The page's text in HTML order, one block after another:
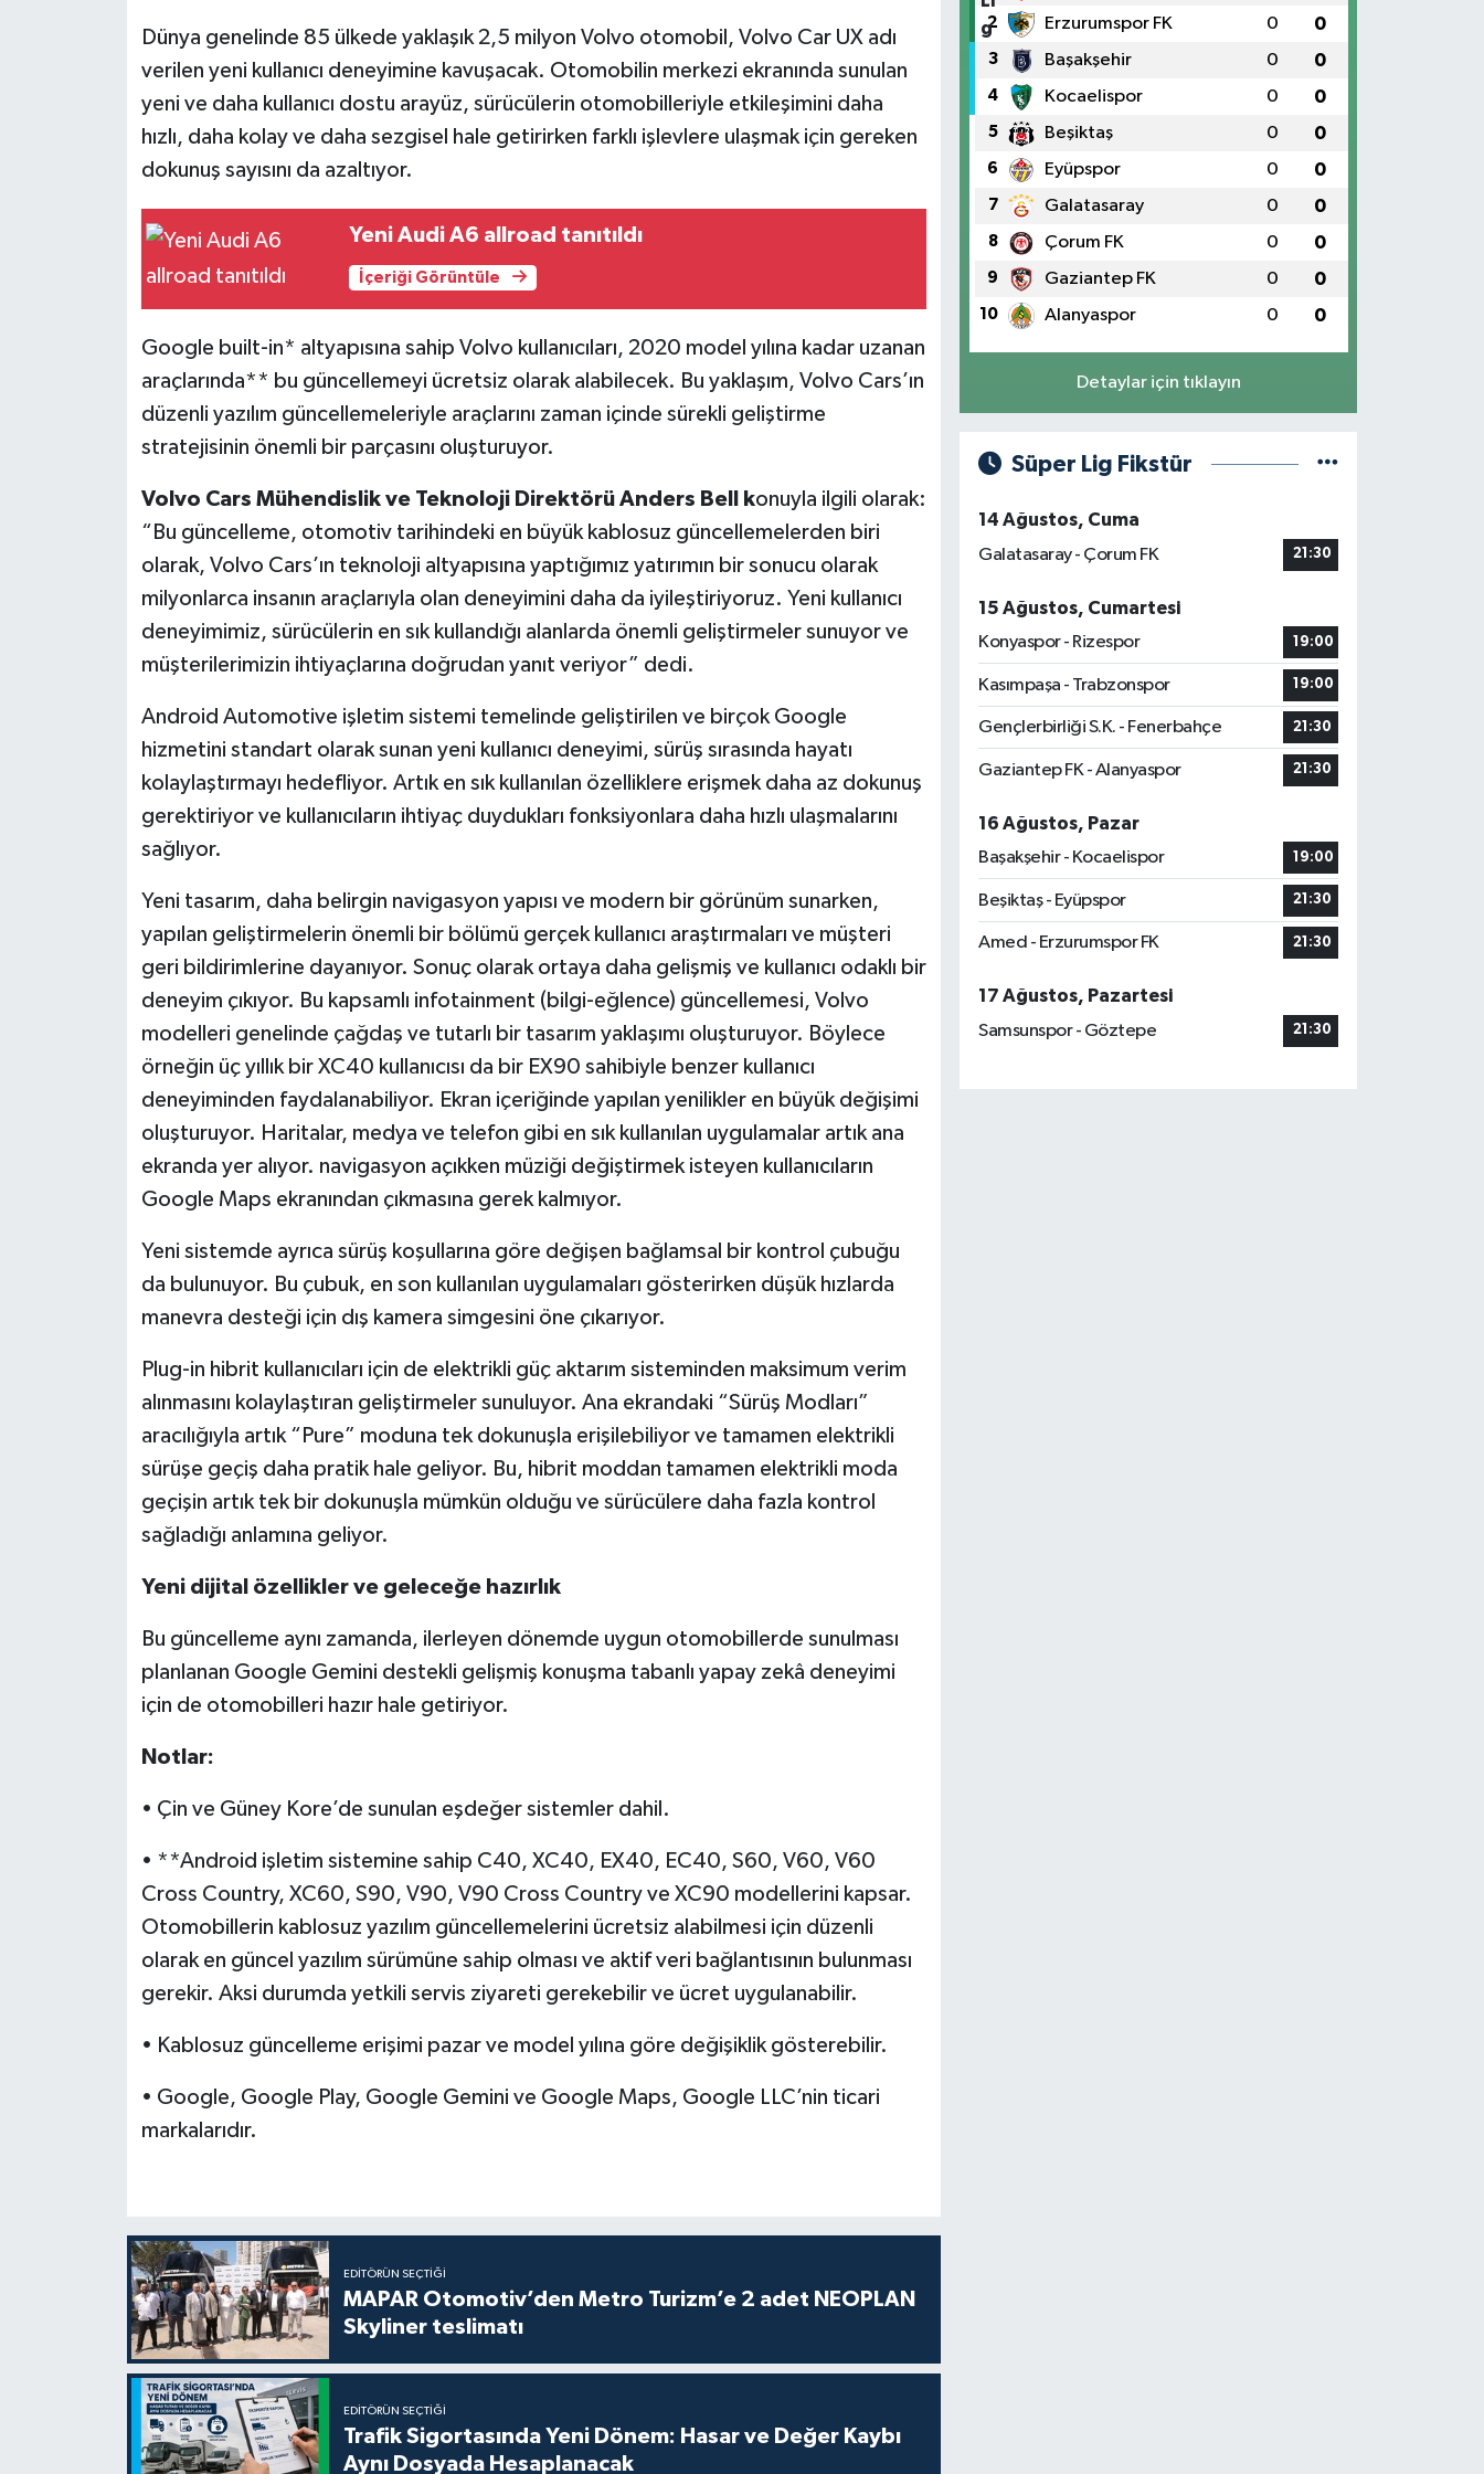
Dünya genelinde 85 ülkede yaklaşık 2,5 milyon Volvo otomobil, Volvo Car UX adı
verilen yeni kullanıcı deneyimine kavuşacak. Otomobilin merkezi ekranında sunulan
yeni ve daha kullanıcı dostu arayüz, sürücülerin otomobilleriyle etkileşimini daha
hızlı, daha kolay ve daha sezgisel hale getirirken farklı işlevlere ulaşmak için gereken
dokunuş sayısını da azaltıyor.
Yeni Audi A6 allroad tanıtıldı
İçeriği Görüntüle
Google built-in* altyapısına sahip Volvo kullanıcıları, 2020 model yılına kadar uzanan
araçlarında** bu güncellemeyi ücretsiz olarak alabilecek. Bu yaklaşım, Volvo Cars’ın
düzenli yazılım güncellemeleriyle araçlarını zaman içinde sürekli geliştirme
stratejisinin önemli bir parçasını oluşturuyor.
Volvo Cars Mühendislik ve Teknoloji Direktörü Anders Bell konuyla ilgili olarak:
“Bu güncelleme, otomotiv tarihindeki en büyük kablosuz güncellemelerden biri
olarak, Volvo Cars’ın teknoloji altyapısına yaptığımız yatırımın bir sonucu olarak
milyonlarca insanın araçlarıyla olan deneyimini daha da iyileştiriyoruz. Yeni kullanıcı
deneyimimiz, sürücülerin en sık kullandığı alanlarda önemli geliştirmeler sunuyor ve
müşterilerimizin ihtiyaçlarına doğrudan yanıt veriyor” dedi.
Android Automotive işletim sistemi temelinde geliştirilen ve birçok Google
hizmetini standart olarak sunan yeni kullanıcı deneyimi, sürüş sırasında hayatı
kolaylaştırmayı hedefliyor. Artık en sık kullanılan özelliklere erişmek daha az dokunuş
gerektiriyor ve kullanıcıların ihtiyaç duydukları fonksiyonlara daha hızlı ulaşmalarını
sağlıyor.
Yeni tasarım, daha belirgin navigasyon yapısı ve modern bir görünüm sunarken,
yapılan geliştirmelerin önemli bir bölümü gerçek kullanıcı araştırmaları ve müşteri
geri bildirimlerine dayanıyor. Sonuç olarak ortaya daha gelişmiş ve kullanıcı odaklı bir
deneyim çıkıyor. Bu kapsamlı infotainment (bilgi-eğlence) güncellemesi, Volvo
modelleri genelinde çağdaş ve tutarlı bir tasarım yaklaşımı oluşturuyor. Böylece
örneğin üç yıllık bir XC40 kullanıcısı da bir EX90 sahibiyle benzer kullanıcı
deneyiminden faydalanabiliyor. Ekran içeriğinde yapılan yenilikler en büyük değişimi
oluşturuyor. Haritalar, medya ve telefon gibi en sık kullanılan uygulamalar artık ana
ekranda yer alıyor. navigasyon açıkken müziği değiştirmek isteyen kullanıcıların
Google Maps ekranından çıkmasına gerek kalmıyor.
Yeni sistemde ayrıca sürüş koşullarına göre değişen bağlamsal bir kontrol çubuğu
da bulunuyor. Bu çubuk, en son kullanılan uygulamaları gösterirken düşük hızlarda
manevra desteği için dış kamera simgesini öne çıkarıyor.
Plug-in hibrit kullanıcıları için de elektrikli güç aktarım sisteminden maksimum verim
alınmasını kolaylaştıran geliştirmeler sunuluyor. Ana ekrandaki “Sürüş Modları”
aracılığıyla artık “Pure” moduna tek dokunuşla erişilebiliyor ve tamamen elektrikli
sürüşe geçiş daha pratik hale geliyor. Bu, hibrit moddan tamamen elektrikli moda
geçişin artık tek bir dokunuşla mümkün olduğu ve sürücülere daha fazla kontrol
sağladığı anlamına geliyor.
Yeni dijital özellikler ve geleceğe hazırlık
Bu güncelleme aynı zamanda, ilerleyen dönemde uygun otomobillerde sunulması
planlanan Google Gemini destekli gelişmiş konuşma tabanlı yapay zekâ deneyimi
için de otomobilleri hazır hale getiriyor.
Notlar:
• Çin ve Güney Kore’de sunulan eşdeğer sistemler dahil.
• **Android işletim sistemine sahip C40, XC40, EX40, EC40, S60, V60, V60
Cross Country, XC60, S90, V90, V90 Cross Country ve XC90 modellerini kapsar.
Otomobillerin kablosuz yazılım güncellemelerini ücretsiz alabilmesi için düzenli
olarak en güncel yazılım sürümüne sahip olması ve aktif veri bağlantısının bulunması
gerekir. Aksi durumda yetkili servis ziyareti gerekebilir ve ücret uygulanabilir.
• Kablosuz güncelleme erişimi pazar ve model yılına göre değişiklik gösterebilir.
• Google, Google Play, Google Gemini ve Google Maps, Google LLC’nin ticari
markalarıdır.
EDITÖRÜN SEÇTIĞI
MAPAR Otomotiv’den Metro Turizm’e 2 adet NEOPLAN
Skyliner teslimatı
EDITÖRÜN SEÇTIĞI
Trafik Sigortasında Yeni Dönem: Hasar ve Değer Kaybı
Aynı Dosyada Hesaplanacak
2 Erzurumspor FK 0 0
3 Başakşehir 0 0
4 Kocaelispor 0 0
5 Beşiktaş 0 0
6 Eyüpspor 0 0
7 Galatasaray 0 0
8 Çorum FK 0 0
9 Gaziantep FK 0 0
10 Alanyaspor 0 0
Detaylar için tıklayın
Süper Lig Fikstür
14 Ağustos, Cuma
Galatasaray - Çorum FK
21:30
15 Ağustos, Cumartesi
Konyaspor - Rizespor
19:00
Kasımpaşa - Trabzonspor 19:00
Gençlerbirliği S.K. - Fenerbahçe 21:30
Gaziantep FK - Alanyaspor 21:30
16 Ağustos, Pazar
Başakşehir - Kocaelispor
19:00
Beşiktaş - Eyüpspor 21:30
Amed - Erzurumspor FK 21:30
17 Ağustos, Pazartesi
Samsunspor - Göztepe
21:30